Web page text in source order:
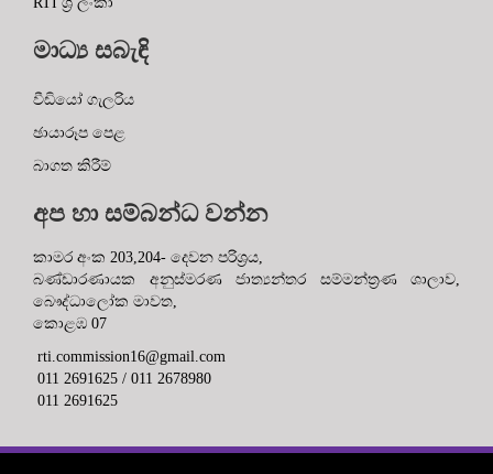
වීඩියෝ ගැලරිය
ඡායාරූප පෙළ
අප හා සම්බන්ධ වන්න
කාමර අංක 203,204- දෙවන පරිශ්‍රය,
බෞද්ධාලෝක මාවත,
කොළඹ 07
rti.commission16@gmail.com
011 2691625 / 011 2678980
011 2691625
Copyright © 2022 IT Unit,Right to Information Commission of Sri
Solution by IT Unit RTIC